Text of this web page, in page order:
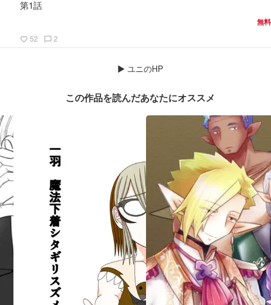
第1話
favorite_border 52 chat_bubble_outline 2
無料
▶ ユニのHP
この作品を読んだあなたにオススメ